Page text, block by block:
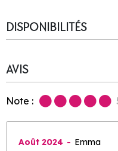
DISPONIBILITÉS
AVIS
Note :
Août 2024
Emma